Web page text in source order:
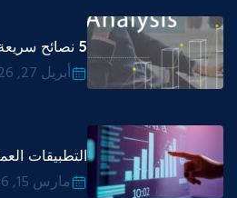
5 نصائح سريعة لتحليل البيانات اليوم..
أبريل 27, 2026
التطبيقات
مارس 15, 2026